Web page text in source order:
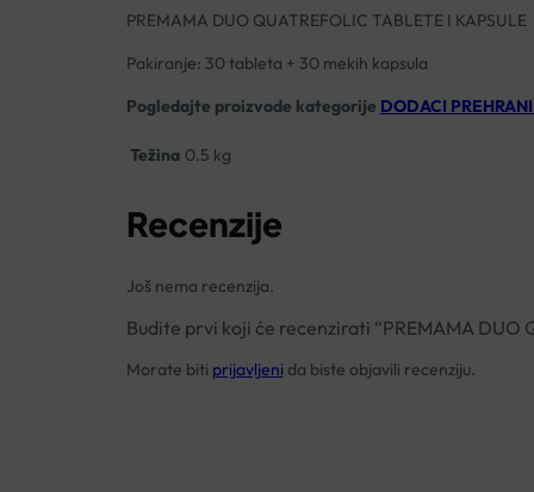
PREMAMA DUO QUATREFOLIC TABLETE I KAPSULE
Pakiranje: 30 tableta + 30 mekih kapsula
Pogledajte proizvode kategorije DODACI
Težina 0.5 kg
Recenzije
Još nema recenzija.
Budite prvi koji će recenzirati “PREMAMA DUO
Morate biti prijavljeni da biste objavili recenziju.